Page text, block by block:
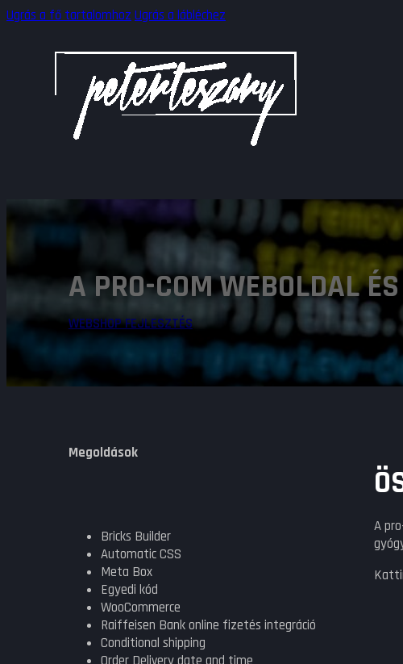
Ugrás a fő tartalomhoz Ugrás a lábléchez
A PRO-COM WEBOLDAL
WEBSHOP FEJLESZTÉS
Megoldások
Bricks Builder
Automatic CSS
Meta Box
Egyedi kód
WooCommerce
Raiffeisen Bank online fizetés integráció
Conditional shipping
A